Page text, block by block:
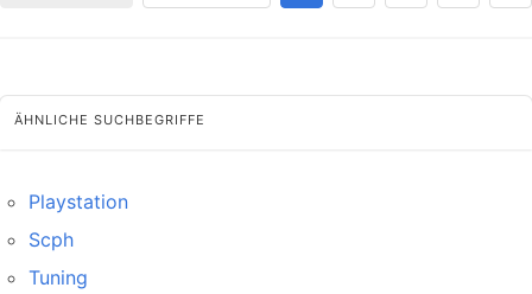
ÄHNLICHE SUCHBEGRIFFE
Playstation
Scph
Tuning